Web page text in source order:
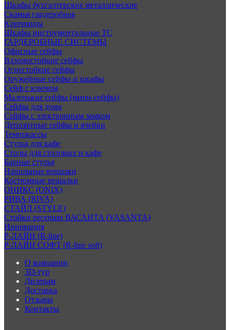
Шкафы бухгалтерские металлические
Скамья гардеробная
Ключницы
Шкафы инструментальные ТС
ГАРДЕРОБНЫЕ СИСТЕМЫ
Офисные сейфы
Взломостойкие сейфы
Огнестойкие сейфы
Оружейные сейфы и шкафы
Сейф с ключом
Маленькие сейфы (мини-сейфы)
Сейфы для дома
Сейфы с электронным замком
Депозитные сейфы и ячейки
Темпокассы
Стулья для кафе
Столы для столовых и кафе
Барные стулья
Напольные вешалки
Костюмные вешалки
ОНИКС (ONIX)
РИВА (RIVA)
СТАЙЛ (STYLE)
Стойки ресепшн ВАСАНТА (VASANTA)
Инновация
Р-ЛАЙН (R-line)
Р-ЛАЙН СОФТ (R-line soft)
О компании
3D-тур
Дилерам
Доставка
Отзывы
Контакты